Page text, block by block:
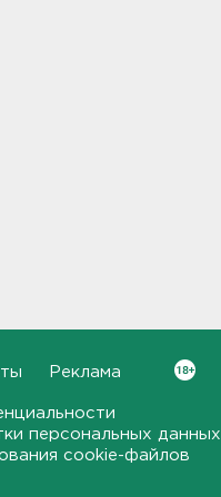
Реклама
персональных данных
cookie-файлов